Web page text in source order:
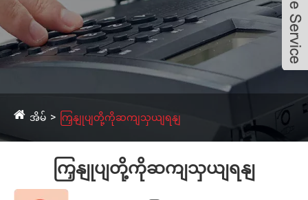
အိမ် ကြှနျုပျတို့ကိုဆကျသှယျရနျ
ကြှနျုပျတို့ကိုဆကျသှယျရနျ